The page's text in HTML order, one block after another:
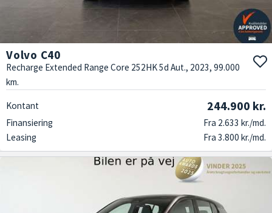
Volvo C40
Recharge Extended Range Core 252HK 5d Aut., 2023, 99.000
km.
Kontant 244.900 kr.
Finansiering
Fra 2.633 kr./md.
Leasing
Fra 3.800 kr./md.